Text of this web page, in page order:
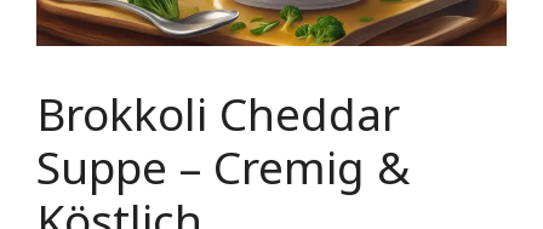
Brokkoli Cheddar
Suppe – Cremig &